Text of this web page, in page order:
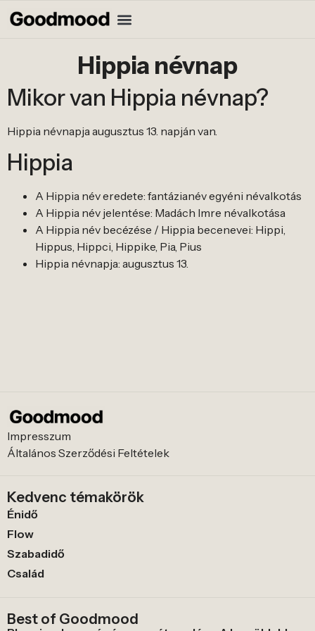
Hippia névnap
Mikor van Hippia névnap?
Hippia névnapja augusztus 13. napján van.
Hippia
A Hippia név eredete: fantázianév egyéni névalkotás
A Hippia név jelentése: Madách Imre névalkotása
A Hippia név becézése / Hippia becenevei: Hippi,
Hippus, Hippci, Hippike, Pia, Pius
Hippia névnapja: augusztus 13.
Impresszum
Általános Szerződési Feltételek
Kedvenc témakörök
Énidő
Flow
Szabadidő
Család
Best of Goodmood